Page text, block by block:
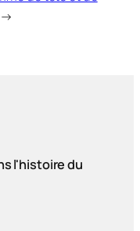
→
l'histoire du